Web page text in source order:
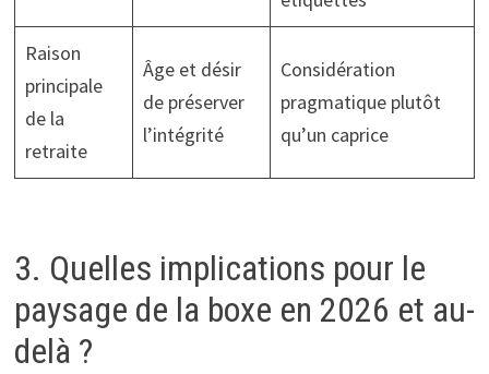
Raison
principale
de la
retraite
Âge et désir
de préserver
l’intégrité
Considération
pragmatique plutôt
qu’un caprice
3. Quelles implications pour le
paysage de la boxe en 2026 et au-
delà ?